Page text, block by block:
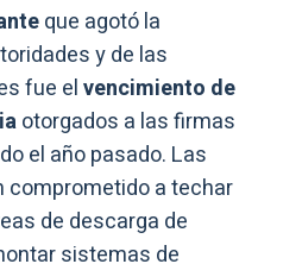
que agotó la
y de las
fue elvencimiento de
otorgados a las firmas
el año pasado. Las
comprometido a techar
de descarga de
sistemas de